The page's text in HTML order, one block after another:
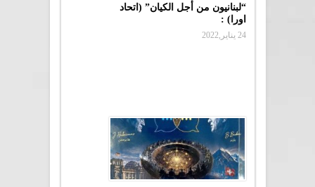
“لبنانيون من أجل الكيان” (اتحاد
اورا) :
24 يناير,2022